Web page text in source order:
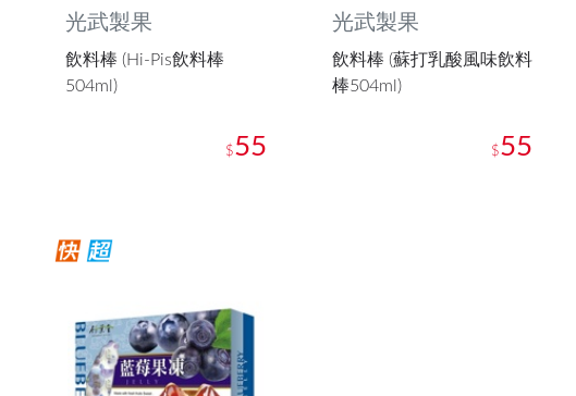
光武製果
飲料棒 (Hi-Pis飲料棒
504ml)
$55
光武製果
飲料棒 (蘇打乳酸風味飲料
棒504ml)
$55